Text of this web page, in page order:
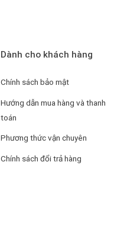
Dành cho khách hàng
Chính sách bảo mật
Hướng dẫn mua hàng và thanh
toán
Phương thức vận chuyên
Chính sách đổi trả hàng